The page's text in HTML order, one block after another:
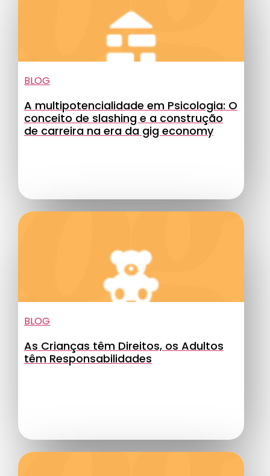
BLOG
A multipotencialidade em Psicologia: O
conceito de slashing e a construção
de carreira na era da gig economy
BLOG
As Crianças têm Direitos, os Adultos
têm Responsabilidades